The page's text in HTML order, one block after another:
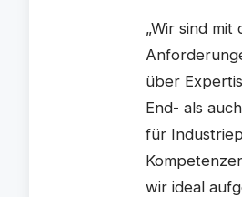
„Wir sind
über
End- als
für
wir ideal